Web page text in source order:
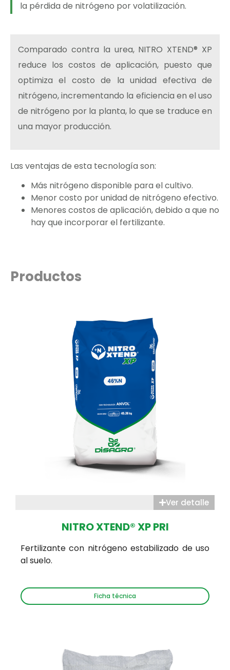
la pérdida de nitrógeno por volatilización.
Comparado contra la urea, NITRO XTEND® XP
reduce los costos de aplicación, puesto que
optimiza el costo de la unidad efectiva de
nitrógeno, incrementando la eficiencia en el uso
de nitrógeno por la planta, lo que se traduce en
una mayor producción.
Las ventajas de esta tecnología son:
Más nitrógeno disponible para el cultivo.
Menor costo por unidad de nitrógeno efectivo.
Menores costos de aplicación, debido a que no
hay que incorporar el fertilizante.
Productos
Ver detalle
NITRO XTEND® XP PRI
Fertilizante con nitrógeno estabilizado de uso
al suelo.
Ficha técnica